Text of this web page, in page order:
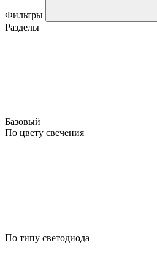
Фильтры
Разделы
Базовый
По цвету свечения
По типу светодиода